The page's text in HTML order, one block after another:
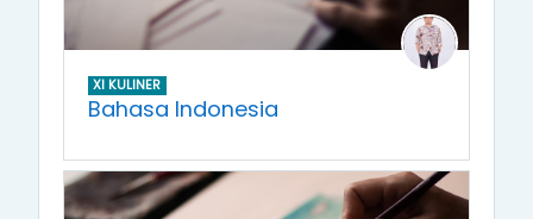
XI KULINER
Bahasa Indonesia